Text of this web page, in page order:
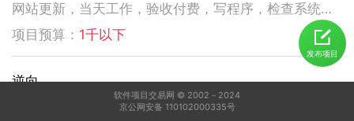
网站更新，当天工作，验收付费，写程序，检查系统，更新资料库，按发现问题及时处理，写新的广州话A l软件
项目预算： 1千以下 5
逆向
发布项目
软件项目交易网 © 2002－2024
京公网安备 110102000335号